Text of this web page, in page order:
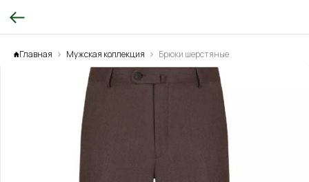
Главная Мужская коллекция Брюки шерстяные